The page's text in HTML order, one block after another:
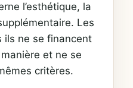
l’esthétique, la
Les
ils ne se financent
et ne se
critères.